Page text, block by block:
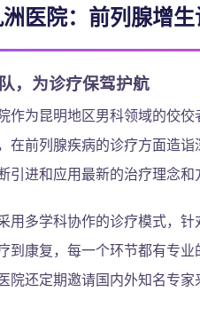
医院：前列腺增
，为诊疗保驾护航
作为昆明地区男科领域的佼
在前列腺疾病的诊疗方面造
引进和应用最新的治疗理念和
用多学科协作的诊疗模式，
到康复，每一个环节都有专
院还定期邀请国内外知名专